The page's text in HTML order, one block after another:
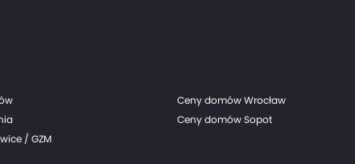
Ceny domów Wrocław
Ceny domów Sopot
/ GZM